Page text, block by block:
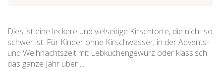
Dies ist eine leckere und vielseitige Kirschtorte, die nicht so
schwer ist. Für Kinder ohne Kirschwasser, in der Advents-
und Weihnachtszeit mit Lebkuchengewürz oder klassisch
das ganze Jahr über ...